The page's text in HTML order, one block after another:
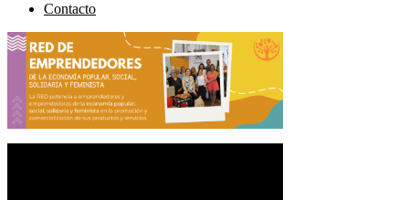
Contacto